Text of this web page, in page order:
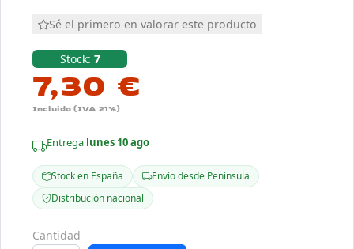
Sé el primero en valorar este producto
Stock: 7
7,30 €
Incluido (IVA 21%)
Entrega lunes 10 ago
Stock en España
Envío desde Península
Distribución nacional
Cantidad